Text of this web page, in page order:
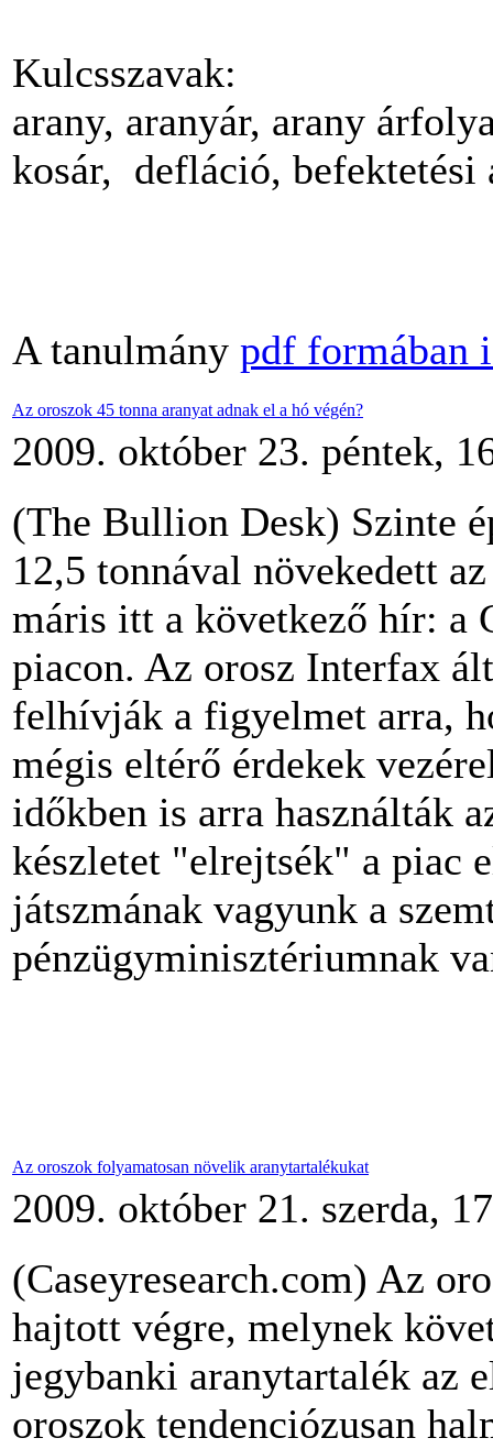
Kulcsszavak:
arany, aranyár, arany
kosár, defláció, befektetési
A tanulmány pdf formában
Az oroszok 45 tonna aranyat adnak el a hó végén?
2009. október 23. péntek,
(The Bullion Desk) Szinte
12,5 tonnával növekedett
máris itt a következő hír: a
piacon. Az orosz Interfax
felhívják a figyelmet arra,
mégis eltérő érdekek
időkben is arra használták
készletet "elrejtsék" a piac
játszmának vagyunk a
pénzügyminisztériumnak
Az oroszok folyamatosan növelik aranytartalékukat
2009. október 21. szerda,
(Caseyresearch.com) Az
hajtott végre, melynek
jegybanki aranytartalék az
oroszok tendenciózusan